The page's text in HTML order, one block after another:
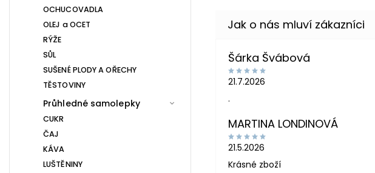
OCHUCOVADLA
OLEJ a OCET
RÝŽE
SŮL
SUŠENÉ PLODY A OŘECHY
TĚSTOVINY
Průhledné samolepky
CUKR
ČAJ
KÁVA
LUŠTĚNINY
Šárka Švábová
21.7.2026
.
MARTINA LONDINOVÁ
21.5.2026
Krásné zboží